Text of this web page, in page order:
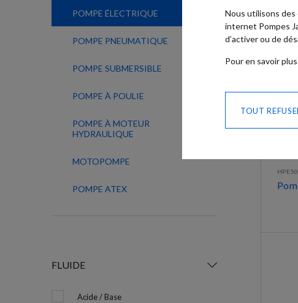
POMPE ÉLECTRIQUE
POMPE PNEUMATIQUE
POMPE SUBMERSIBLE
POMPE À POULIE
POMPE À MOTEUR
HYDRAULIQUE
MOTOPOMPE
POMPE ATEX
FLUIDE
Acide / Base
HPE50
Nous utilisons
internet Pompes
d’activer ou de
Pour en savoir plus
TOUT